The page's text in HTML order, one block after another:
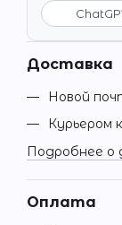
Доставка
Новой
Курьером
Подробнее о
Оплата